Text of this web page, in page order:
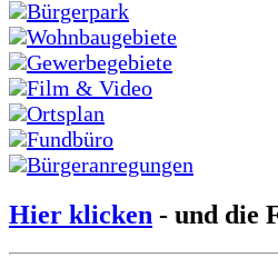
Bürgerpark
Wohnbaugebiete
Gewerbegebiete
Film & Video
Ortsplan
Fundbüro
Bürgeranregungen
Hier klicken - und die